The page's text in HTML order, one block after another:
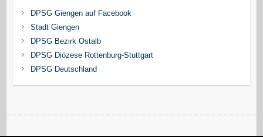
DPSG Giengen auf Facebook
Stadt Giengen
DPSG Bezirk Ostalb
DPSG Diözese Rottenburg-Stuttgart
DPSG Deutschland